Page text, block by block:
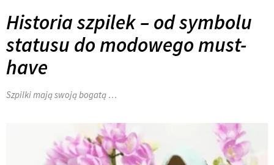
Historia szpilek – od symbolu
statusu do modowego must-
have
Szpilki mają swoją bogatą …